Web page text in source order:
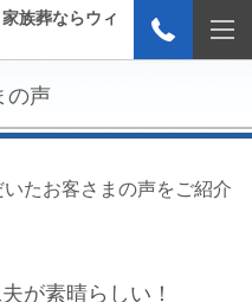
族葬ならウィ
の声
たお客さまの声をご紹介
が素晴らしい！